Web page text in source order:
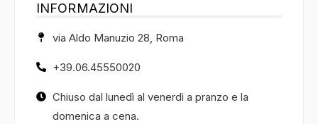
INFORMAZIONI
via Aldo Manuzio 28, Roma
+39.06.45550020
Chiuso dal lunedì al venerdì a pranzo e la
domenica a cena.